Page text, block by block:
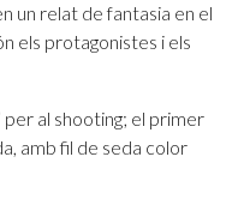
un relat de fantasia en el
els protagonistes i els
per al shooting; el primer
amb fil de seda color